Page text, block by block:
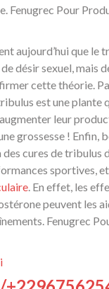
Fenugrec Pour
aujourd’hui que le
désir sexuel, mais
cette théorie.
est une plante
leur
grossesse ! Enfin,
cures de tribulus
sportives,
. En effet, les
peuvent les
Fenugrec